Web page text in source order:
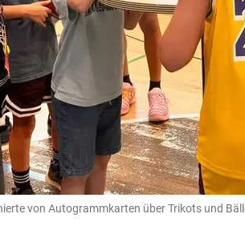
von Autogrammkarten über Trikots und